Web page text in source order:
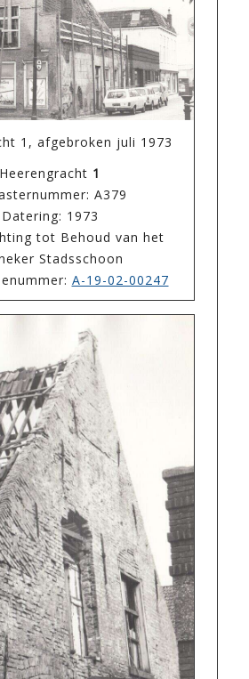
1, afgebroken juli 1973
Heerengracht 1
A379
Datering: 1973
tot Behoud van het
Stadsschoon
A-19-02-00247